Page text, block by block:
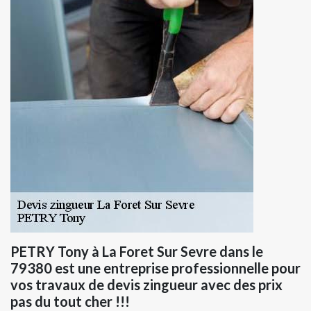
PETRY Tony à La Foret Sur Sevre dans le
79380 est une entreprise professionnelle pour
vos travaux de devis zingueur avec des prix
pas du tout cher !!!